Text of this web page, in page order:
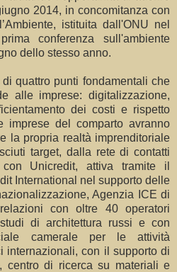
2014, in concomitanza con
istituita dall'ONU nel
conferenza sull'ambiente
dello stesso anno.
di quattro punti fondamentali che
alle imprese: digitalizzazione,
dei costi e rispetto
imprese del comparto avranno
la propria realtà imprenditoriale
target, dalla rete di contatti
Unicredit, attiva tramite il
International nel supporto delle
Agenzia ICE di
con oltre 40 operatori
di architettura russi e con
camerale per le attività
internazionali, con il supporto di
centro di ricerca su materiali e